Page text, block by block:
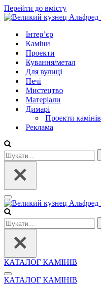
Перейти до вмісту
Інтер’єр
Каміни
Проекти
Кування/метал
Для вулиці
Печі
Мистецтво
Матеріали
Димарі
Проекти камінів
Реклама
Шукати...
Меню
навігації
Шукати...
КАТАЛОГ КАМІНІВ
Меню
КАТАЛОГ КАМІНІВ